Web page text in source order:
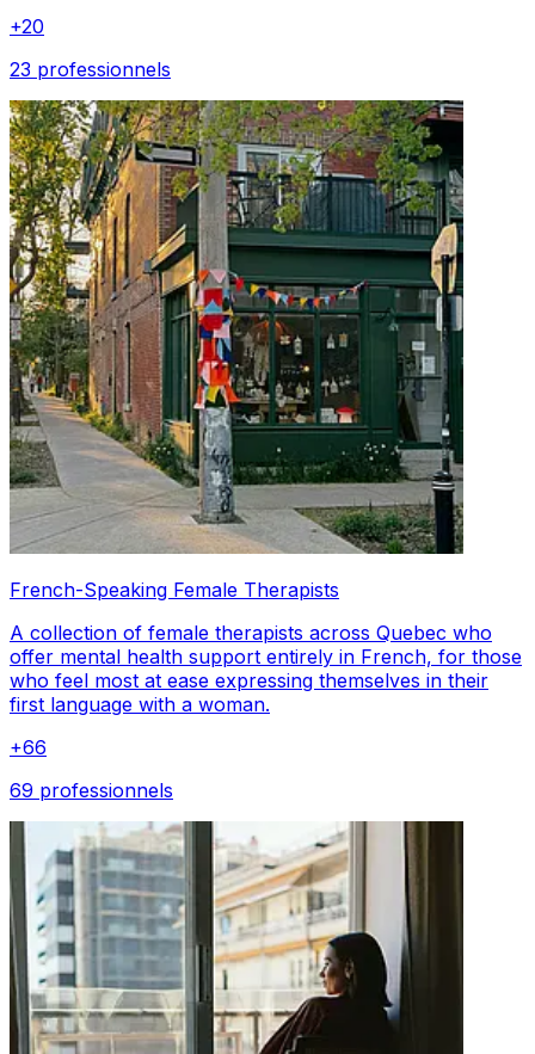
+20
23 professionnels
French-Speaking Female Therapists
A collection of female therapists across Quebec who
offer mental health support entirely in French, for those
who feel most at ease expressing themselves in their
first language with a woman.
+66
69 professionnels